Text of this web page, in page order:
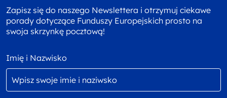
Zapisz się do naszego Newslettera i otrzymuj ciekawe
porady dotyczące Funduszy Europejskich prosto na
swoja skrzynkę pocztową!
Imię i Nazwisko